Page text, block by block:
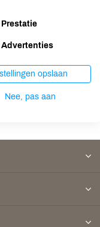
Prestatie
Advertenties
opslaan
Nee, pas aan